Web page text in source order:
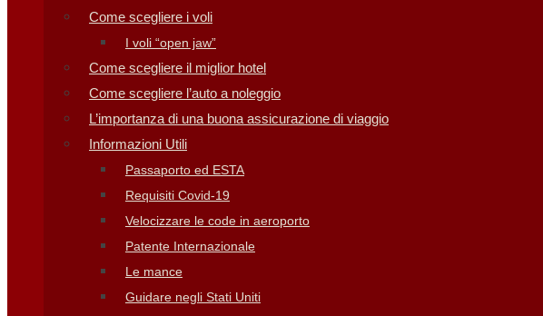
Come scegliere i voli
I voli “open jaw”
Come scegliere il miglior hotel
Come scegliere l’auto a noleggio
L’importanza di una buona assicurazione di viaggio
Informazioni Utili
Passaporto ed ESTA
Requisiti Covid-19
Velocizzare le code in aeroporto
Patente Internazionale
Le mance
Guidare negli Stati Uniti